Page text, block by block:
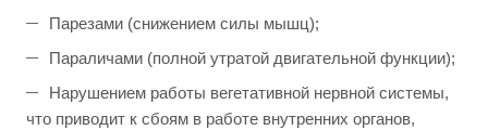
Парезами (снижением силы мышц);
Параличами (полной утратой двигательной функции);
Нарушением работы вегетативной нервной системы,
что приводит к сбоям в работе внутренних органов,